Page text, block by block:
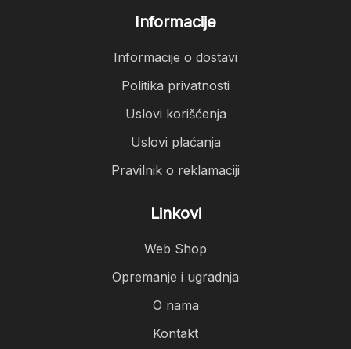
Informacije
Informacije o dostavi
Politika privatnosti
Uslovi korišćenja
Uslovi plaćanja
Pravilnik o reklamaciji
Linkovi
Web Shop
Opremanje i ugradnja
O nama
Kontakt